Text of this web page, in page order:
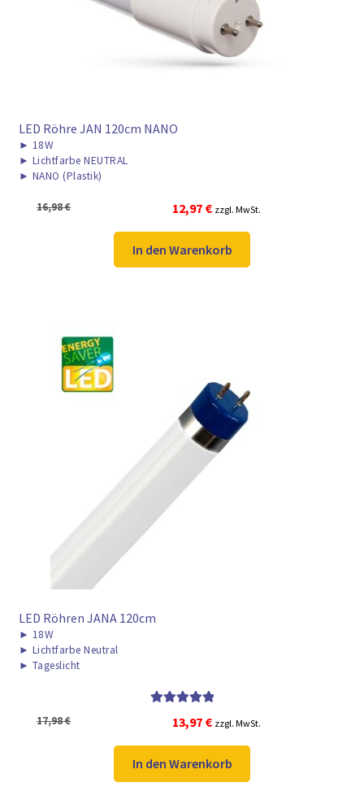
LED Röhre JAN 120cm NANO
► 18W
► Lichtfarbe NEUTRAL
► NANO (Plastik)
16,98€
Ursprünglicher
war:
16,98 €
12,97 €Aktueller
ist:
12,97 €.
zzgl. MwSt.
In den Warenkorb
LED Röhren JANA 120cm
► 18W
► Lichtfarbe Neutral
► Tageslicht
von 5
17,98€
Ursprünglicher
war:
17,98 €
13,97 €Aktueller
ist:
13,97 €.
zzgl. MwSt.
In den Warenkorb